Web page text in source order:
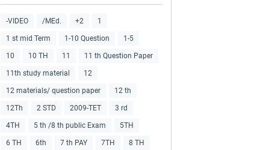
-VIDEO /MEd. +2 1
1 st mid Term 1-10 Question 1-5
10 10 TH 11 11 th Question Paper
11th study material 12
12 materials/ question paper 12 th
12Th 2 STD 2009-TET 3 rd
4TH 5 th /8 th public Exam 5TH
6 TH 6th 7 th PAY 7TH 8 TH